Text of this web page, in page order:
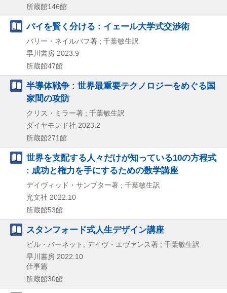
所蔵館146館
パイを賢く分ける : イェール大学式交渉術
バリー・ネイルバフ著 ; 千葉敏生訳
早川書房 2023.9
所蔵館47館
半導体戦争 : 世界最重要テクノロジーをめぐる国
家間の攻防
クリス・ミラー著 ; 千葉敏生訳
ダイヤモンド社 2023.2
所蔵館271館
世界を支配する人々だけが知っている10の方程式
: 成功と権力を手にするための数学講座
デイヴィッド・サンプター著 ; 千葉敏生訳
光文社 2022.10
所蔵館53館
スタンフォード式人生デザイン講座
ビル・バーネット, デイヴ・エヴァンス著 ; 千葉敏生訳
早川書房 2022.10
仕事篇
所蔵館30館